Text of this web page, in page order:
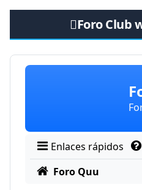
Foro Club
Obviar
Enlaces rápidos
Foro Quu